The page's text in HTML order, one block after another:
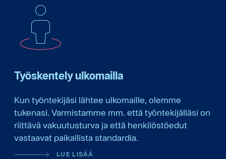
Työskentely ulkomailla
Kun työntekijäsi lähtee ulkomaille, olemme
tukenasi. Varmistamme mm. että työntekijälläsi on
riittävä vakuutusturva ja että henkilöstöedut
vastaavat paikallista standardia.
LUE LISÄÄ